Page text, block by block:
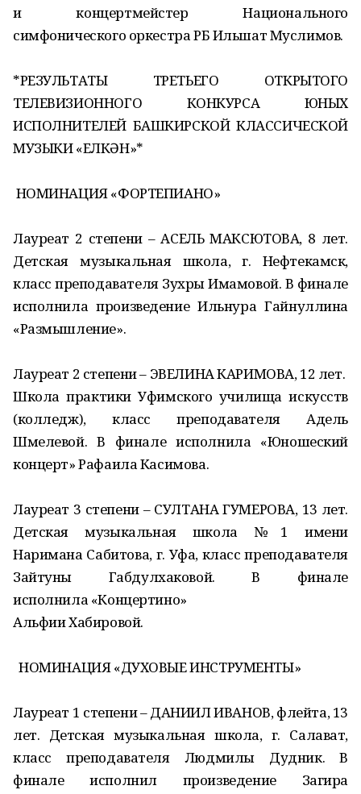
и концертмейстер Национального
симфонического оркестра РБ Ильшат Муслимов.
*РЕЗУЛЬТАТЫ ТРЕТЬЕГО ОТКРЫТОГО
ТЕЛЕВИЗИОННОГО КОНКУРСА ЮНЫХ
ИСПОЛНИТЕЛЕЙ БАШКИРСКОЙ КЛАССИЧЕСКОЙ
МУЗЫКИ «ЕЛКӘН»*
НОМИНАЦИЯ «ФОРТЕПИАНО»
Лауреат 2 степени – АСЕЛЬ МАКСЮТОВА, 8 лет.
Детская музыкальная школа, г. Нефтекамск,
класс преподавателя Зухры Имамовой. В финале
исполнила произведение Ильнура Гайнуллина
«Размышление».
Лауреат 2 степени – ЭВЕЛИНА КАРИМОВА, 12 лет.
Школа практики Уфимского училища искусств
(колледж), класс преподавателя Адель
Шмелевой. В финале исполнила «Юношеский
концерт» Рафаила Касимова.
Лауреат 3 степени – СУЛТАНА ГУМЕРОВА, 13 лет.
Детская музыкальная школа №1 имени
Наримана Сабитова, г. Уфа, класс преподавателя
Зайтуны Габдулхаковой. В финале
исполнила «Концертино»
Альфии Хабировой.
НОМИНАЦИЯ «ДУХОВЫЕ ИНСТРУМЕНТЫ»
Лауреат 1 степени – ДАНИИЛ ИВАНОВ, флейта, 13
лет. Детская музыкальная школа, г. Салават,
класс преподавателя Людмилы Дудник. В
финале исполнил произведение Загира